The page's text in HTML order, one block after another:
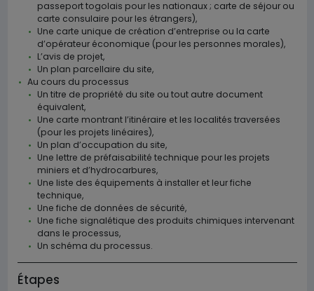
passeport togolais pour les nationaux ; carte de séjour ou
carte consulaire pour les étrangers),
Une carte unique de création d’entreprise ou la carte
d’opérateur économique (pour les personnes morales),
L’avis de projet,
Un plan parcellaire du site,
Au cours du processus
Un titre de propriété du site ou tout autre document
équivalent,
Une carte montrant l’itinéraire et les localités traversées
(pour les projets linéaires),
Un plan d’occupation du site,
Une lettre de préfaisabilité technique pour les projets
miniers et d’hydrocarbures,
Une liste des équipements à installer et leur fiche
technique,
Une fiche de données de sécurité,
Une fiche signalétique des produits chimiques intervenant
dans le processus,
Un schéma du processus.
Étapes